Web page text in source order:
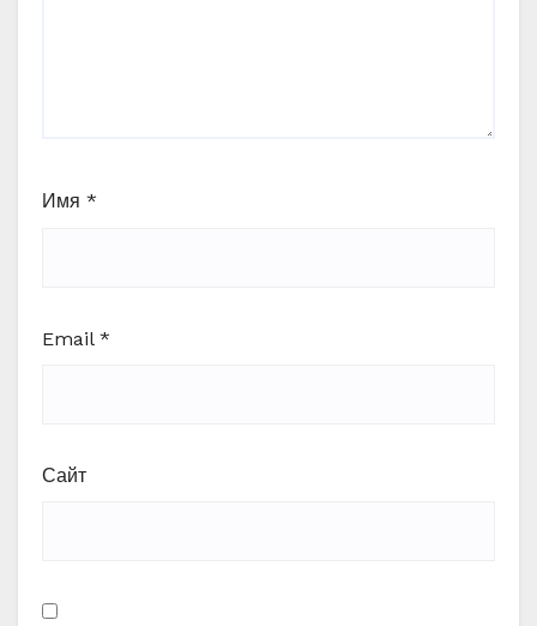
Имя *
Email *
Сайт